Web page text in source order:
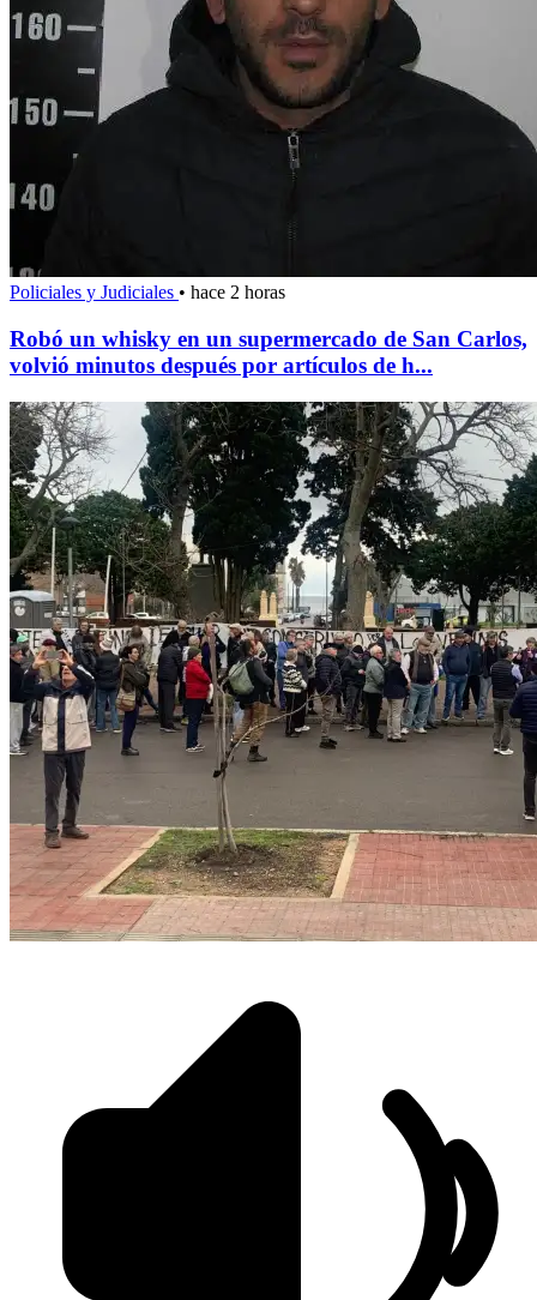
Policiales y Judiciales • hace 2 horas
Robó un whisky en un supermercado de San Carlos,
volvió minutos después por artículos de h...